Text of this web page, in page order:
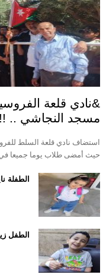
&نادي قلعة
مسجد النجاشي ..
استضاف نادي قلعة السلط
حيث أمضى طلاب يوما جميعا
الطفلة
الطفل